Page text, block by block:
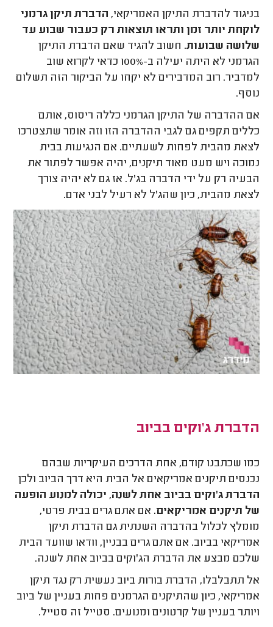
בניגוד להדברת התיקן האמריקאי, הדברת תיקן גרמני
לוקחת יותר זמן ותראו תוצאות רק כעבור שבוע עד
שלושה שבועות. חשוב להגיד שאם הדברת התיקן
הגרמני לא היתה יעילה ב-100% כדאי לקרוא שוב
למדביר. רוב המדבירים לא יקחו על הביקור הזה תשלום
נוסף.
אם ההדברה של התיקן הגרמני כללה ריסוס, אותם
כללים תקפים גם לגבי ההדברה הזו וזה אומר שתצטרכו
לצאת מהבית לפחות לשעתיים. אם הנגיעות בבית
נמוכה ויש מעט מאוד תיקנים, יהיה אפשר לפתור את
הבעיה רק על ידי הדברה בג'ל. אז גם לא יהיה צורך
לצאת מהבית, כיון שהג'ל לא רעיל לבני אדם.
הדברת ג'וקים בביוב
כמו שכתבנו קודם, אחת הדרכים העיקריות שבהם
נכנסים תיקנים אמריקאים אל הבית היא דרך הביוב ולכן
הדברת ג'וקים בביוב אחת לשנה, יכולה למנוע הופעה
של תיקנים אמריקאים. אם אתם גרים בבית פרטי,
מומלץ לכלול בהדברה השנתית גם הדברת תיקן
אמריקאי בביוב. אם אתם גרים בבניין, וודאו שוועד הבית
שלכם מבצע את הדברת הג'וקים בביוב אחת לשנה.
אל תתבלבלו, הדברת בורות ביוב נעשית רק נגד תיקן
אמריקאי, כיון שהתיקנים הגרמנים פחות בעניין של ביוב
ויותר בעניין של קרטונים ומנועים. סטייל זה סטייל.